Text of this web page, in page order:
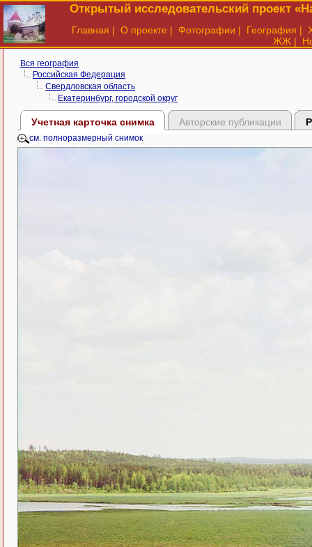
Открытый исследовательский проект
Главная | О проекте | Фотографии | География |
ЖЖ |
Вся география
Российская Федерация
Свердловская область
Екатеринбург, городской округ
Учетная карточка снимка Авторские публикации
см. полноразмерный снимок